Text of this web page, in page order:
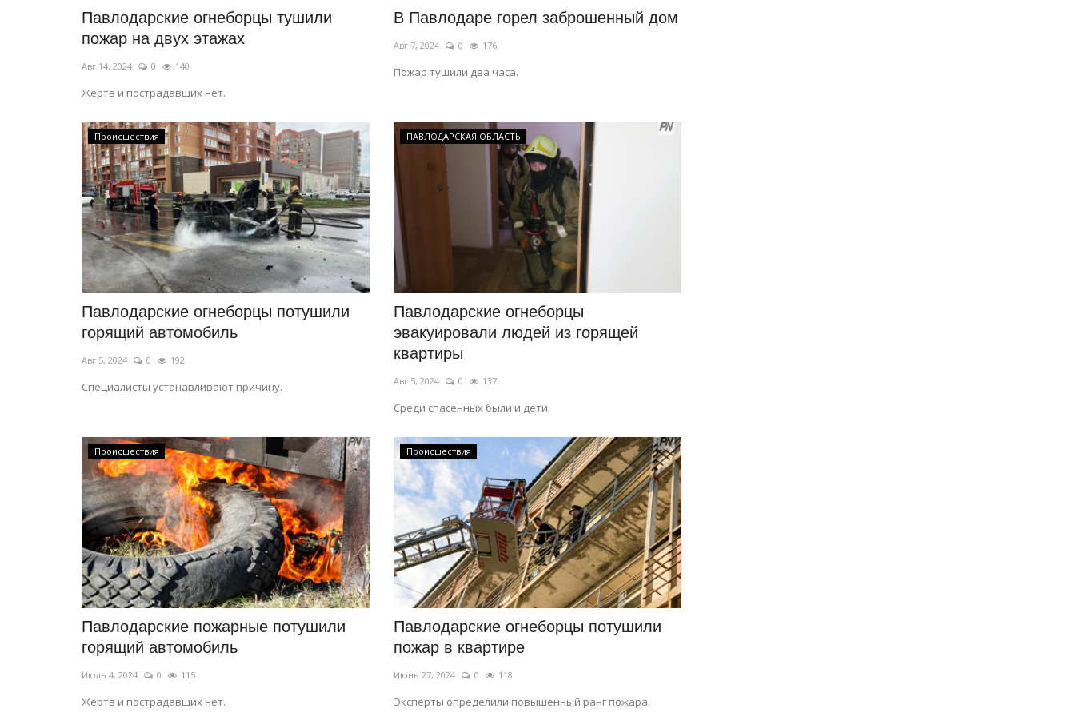
Павлодарские огнеборцы тушили
пожар на двух этажах
Авг 14, 2024 0 140
Жертв и пострадавших нет.
В Павлодаре горел заброшенный дом
Авг 7, 2024 0 176
Пожар тушили два часа.
Происшествия
Павлодарские огнеборцы потушили
горящий автомобиль
Авг 5, 2024 0 192
Специалисты устанавливают причину.
ПАВЛОДАРСКАЯ ОБЛАСТЬ
Павлодарские огнеборцы
эвакуировали людей из горящей
квартиры
Авг 5, 2024 0 137
Среди спасенных были и дети.
Происшествия
Павлодарские пожарные потушили
горящий автомобиль
Июль 4, 2024 0 115
Жертв и пострадавших нет.
Происшествия
Павлодарские огнеборцы потушили
пожар в квартире
Июнь 27, 2024 0 118
Эксперты определили повышенный ранг пожара.